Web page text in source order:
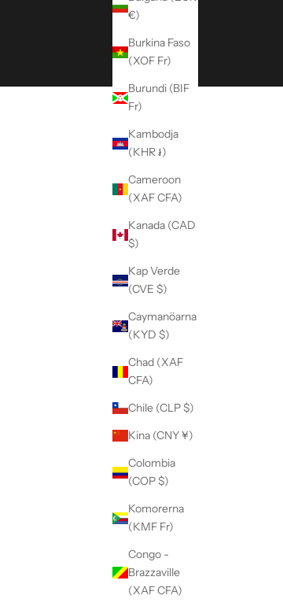
€)
Burkina Faso
(XOF Fr)
Burundi (BIF
Fr)
Kambodja
(KHR ៛)
Cameroon
(XAF CFA)
Kanada (CAD
$)
Kap Verde
(CVE $)
Caymanöarna
(KYD $)
Chad (XAF
CFA)
Chile (CLP $)
Kina (CNY ¥)
Colombia
(COP $)
Komorerna
(KMF Fr)
Congo -
Brazzaville
(XAF CFA)